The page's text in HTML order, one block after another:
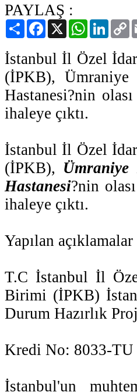
PAYLAŞ :
PaylaşFacebook
X WhatsApp
İstanbul İl Özel
(İPKB), Ümraniye
Hastanesi?nin
ihaleye çıktı.
İstanbul İl Özel
(İPKB), Ümraniye
Hastanesi?nin
ihaleye çıktı.
Yapılan
T.C İstanbul İl
Birimi (İPKB)
Durum Hazırlık
Kredi No: 8033-TU
İstanbul'un